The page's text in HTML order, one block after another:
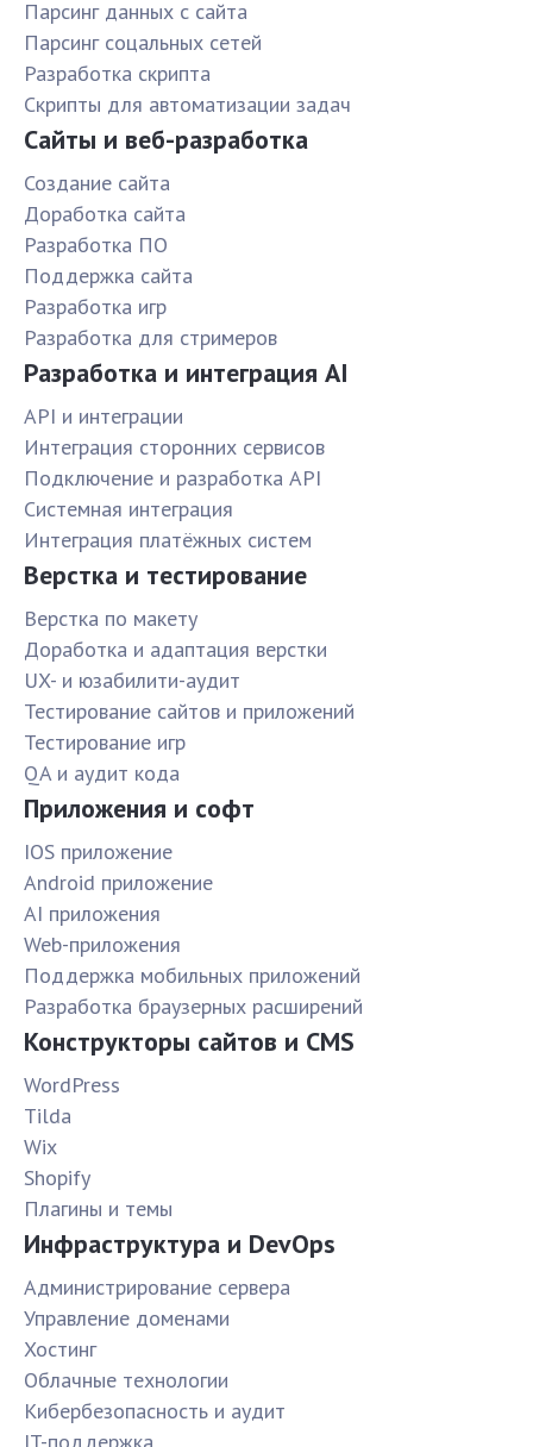
Парсинг данных с сайта
Парсинг соцальных сетей
Разработка скрипта
Скрипты для автоматизации задач
Сайты и веб-разработка
Создание сайта
Доработка сайта
Разработка ПО
Поддержка сайта
Разработка игр
Разработка для стримеров
Разработка и интеграция AI
API и интеграции
Интеграция сторонних сервисов
Подключение и разработка API
Системная интеграция
Интеграция платёжных систем
Верстка и тестирование
Верстка по макету
Доработка и адаптация верстки
UX- и юзабилити-аудит
Тестирование сайтов и приложений
Тестирование игр
QA и аудит кода
Приложения и софт
IOS приложение
Android приложение
AI приложения
Web-приложения
Поддержка мобильных приложений
Разработка браузерных расширений
Конструкторы сайтов и CMS
WordPress
Tilda
Wix
Shopify
Плагины и темы
Инфраструктура и DevOps
Администрирование сервера
Управление доменами
Хостинг
Облачные технологии
Кибербезопасность и аудит